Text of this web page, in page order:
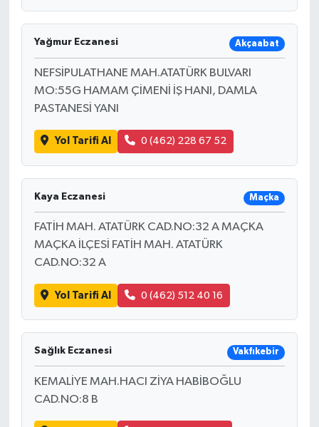
Yağmur Eczanesi Akçaabat
NEFSİPULATHANE MAH.ATATÜRK BULVARI
MO:55G HAMAM ÇİMENİ İŞ HANI, DAMLA
PASTANESİ YANI
Yol Tarifi Al 0 (462) 228 67 52
Kaya Eczanesi Maçka
FATİH MAH. ATATÜRK CAD.NO:32 A MAÇKA
MAÇKA İLÇESİ FATİH MAH. ATATÜRK
CAD.NO:32 A
Yol Tarifi Al 0 (462) 512 40 16
Sağlık Eczanesi Vakfıkebir
KEMALİYE MAH.HACI ZİYA HABİBOĞLU
CAD.NO:8 B